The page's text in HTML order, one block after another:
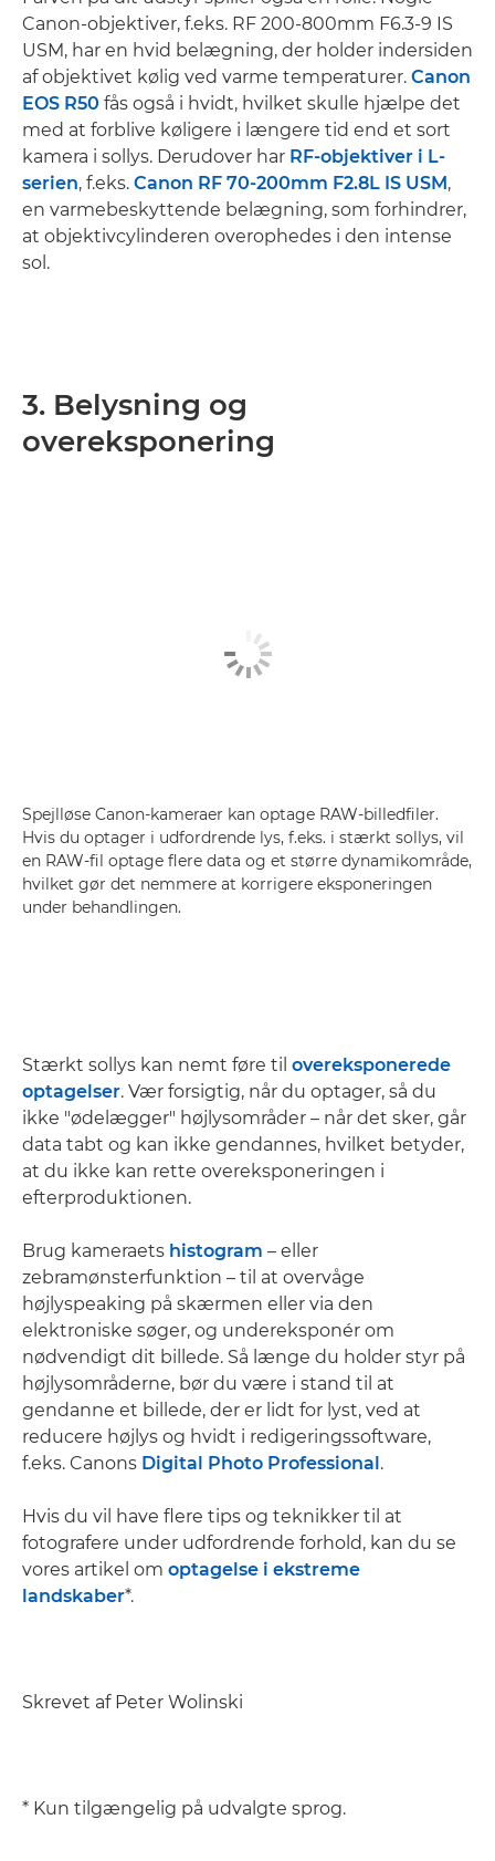
Canon-objektiver, f.eks. RF 200-800mm F6.3-9 IS
USM, har en hvid belægning, der holder indersiden
af objektivet kølig ved varme temperaturer. Canon
EOS R50 fås også i hvidt, hvilket skulle hjælpe det
med at forblive køligere i længere tid end et sort
kamera i sollys. Derudover har RF-objektiver i L-
serien, f.eks. Canon RF 70-200mm F2.8L IS USM,
en varmebeskyttende belægning, som forhindrer,
at objektivcylinderen overophedes i den intense
sol.
3. Belysning og
overeksponering
Spejlløse Canon-kameraer kan optage RAW-billedfiler.
Hvis du optager i udfordrende lys, f.eks. i stærkt sollys, vil
en RAW-fil optage flere data og et større dynamikområde,
hvilket gør det nemmere at korrigere eksponeringen
under behandlingen.
Stærkt sollys kan nemt føre til overeksponerede
optagelser. Vær forsigtig, når du optager, så du
ikke "ødelægger" højlysområder – når det sker, går
data tabt og kan ikke gendannes, hvilket betyder,
at du ikke kan rette overeksponeringen i
efterproduktionen.
Brug kameraets histogram – eller
zebramønsterfunktion – til at overvåge
højlyspeaking på skærmen eller via den
elektroniske søger, og undereksponér om
nødvendigt dit billede. Så længe du holder styr på
højlysområderne, bør du være i stand til at
gendanne et billede, der er lidt for lyst, ved at
reducere højlys og hvidt i redigeringssoftware,
f.eks. Canons Digital Photo Professional.
Hvis du vil have flere tips og teknikker til at
fotografere under udfordrende forhold, kan du se
vores artikel om optagelse i ekstreme
landskaber*.
Skrevet af Peter Wolinski
* Kun tilgængelig på udvalgte sprog.